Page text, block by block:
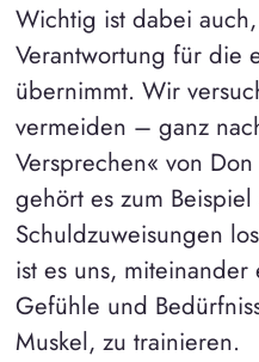
Wichtig ist dabei
Verantwortung für die
übernimmt. Wir
vermeiden – ganz
Versprechen« von
gehört es zum
Schuldzuweisungen
ist es uns,
Gefühle und
Muskel, zu trainieren.